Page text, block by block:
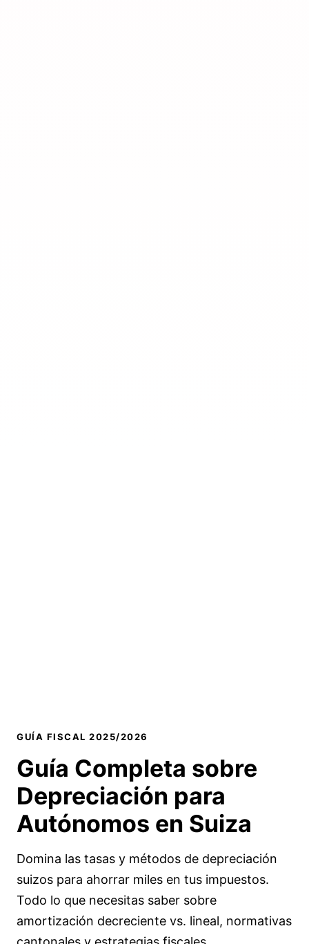
GUÍA FISCAL 2025/2026
Guía Completa sobre
Depreciación para
Autónomos en Suiza
Domina las tasas y métodos de depreciación
suizos para ahorrar miles en tus impuestos.
Todo lo que necesitas saber sobre
amortización decreciente vs. lineal, normativas